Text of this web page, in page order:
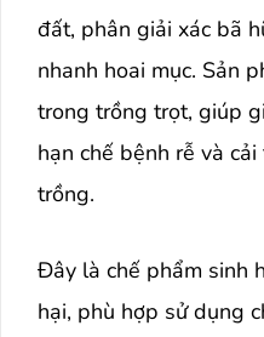
đất, phân giải xác bã
nhanh hoai mục. Sản
trong trồng trọt, giúp
hạn chế bệnh rễ và
trồng.
Đây là chế phẩm sinh
hại, phù hợp sử dụng